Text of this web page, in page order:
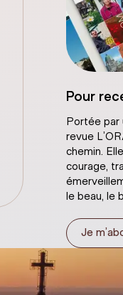
Jésus plâtre naturel
Pour
Portée par
revue
chemin.
courage,
le beau, le
Je